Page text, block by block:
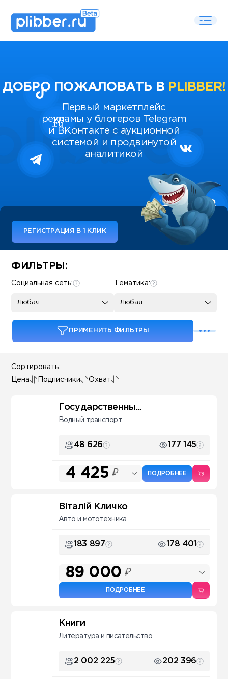
ДОБРО ПОЖАЛОВАТЬ В PLIBBER!
Первый маркетплейс
рекламы у блогеров Telegram
и ВКонтакте с аукционной
системой и продвинутой
аналитикой
РЕГИСТРАЦИЯ В 1 КЛИК
Some SEO Title
ФИЛЬТРЫ:
Тематика:
Любая
Социальная сеть:
Любая
ПРИМЕНИТЬ ФИЛЬТРЫ
Сортировать:
Цена Подписчики Охват
Государственны...
Водный транспорт
48 626 177 145
4 425 ₽ ПОДРОБНЕЕ
Віталій Кличко
Авто и мототехника
183 897 178 401
89 000 ₽
ПОДРОБНЕЕ
Книги
Литература и писательство
2 002 225 202 396